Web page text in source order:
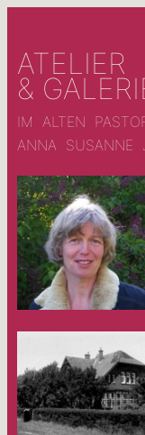
ATELIER
&
IM ALTEN
ANNA SUSANNE